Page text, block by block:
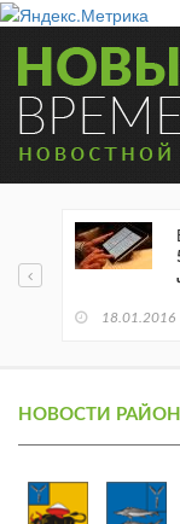
18.01.2016
НОВОСТИ